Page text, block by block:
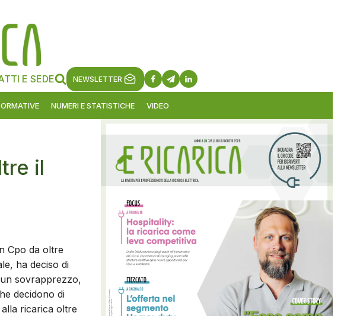
E SEDE NEWSLETTER
NUMERI E STATISTICHE VIDEO
il
Cpo da oltre
ha deciso di
sovrapprezzo,
decidono di
ricarica oltre